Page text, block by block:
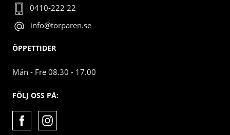
0410-222 22
info@torparen.se
ÖPPETTIDER
Mån - Fre 08.30 - 17.00
FÖLJ OSS PÅ: